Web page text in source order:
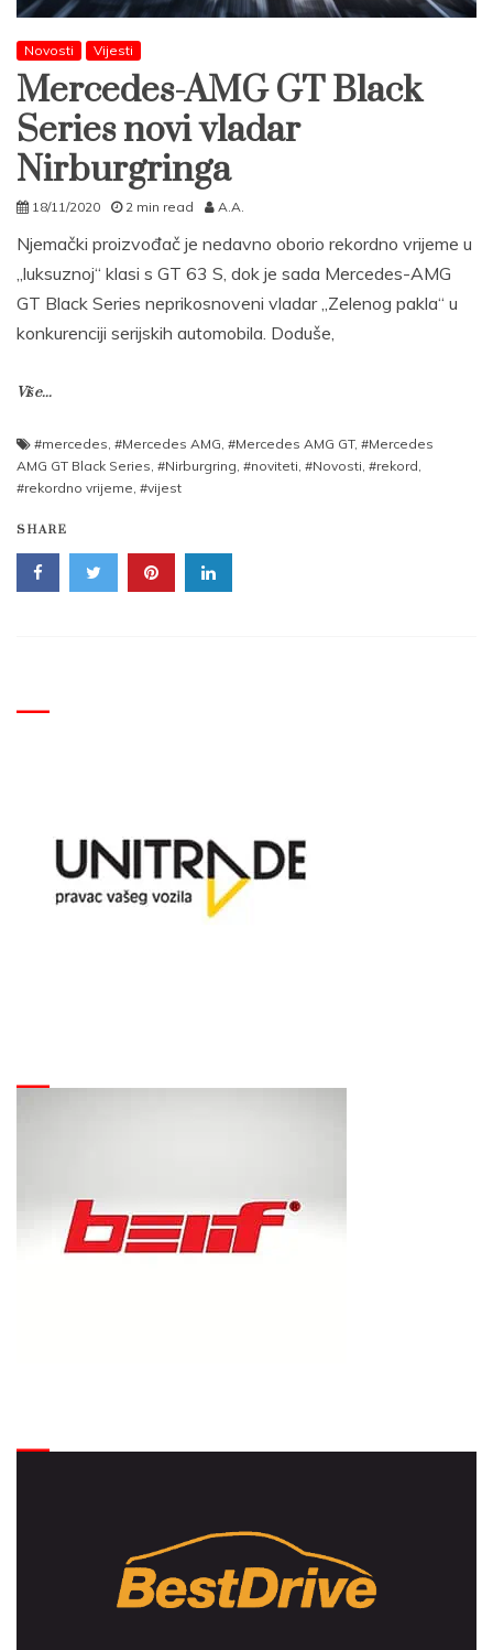
Novosti Vijesti
Mercedes-AMG GT Black
Series novi vladar
Nirburgringa
18/11/2020 2 min read A.A.
Njemački proizvođač je nedavno oborio rekordno vrijeme u
„luksuznoj“ klasi s GT 63 S, dok je sada Mercedes-AMG
GT Black Series neprikosnoveni vladar „Zelenog pakla“ u
konkurenciji serijskih automobila. Doduše,
Više...
#mercedes, #Mercedes AMG, #Mercedes AMG GT, #Mercedes
AMG GT Black Series, #Nirburgring, #noviteti, #Novosti, #rekord,
#rekordno vrijeme, #vijest
SHARE